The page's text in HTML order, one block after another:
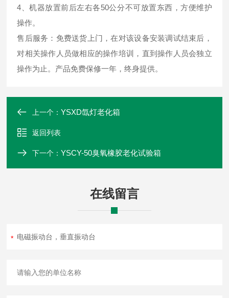
4、机器放置前后左右各50公分不可放置东西，方便维护
操作。
售后服务：免费送货上门，在对该设备安装调试结束后，
对相关操作人员做相应的操作培训，直到操作人员会独立
操作为止。产品免费保修一年，终身提供。
上一个：YSXD氙灯老化箱
返回列表
下一个：YSCY-50臭氧橡胶老化试验箱
在线留言